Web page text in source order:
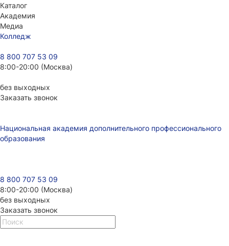
Каталог
Академия
Медиа
Колледж
8 800 707 53 09
8:00-20:00 (Москва)
без выходных
Заказать звонок
Национальная академия дополнительного профессионального
образования
8 800 707 53 09
8:00-20:00 (Москва)
без выходных
Заказать звонок